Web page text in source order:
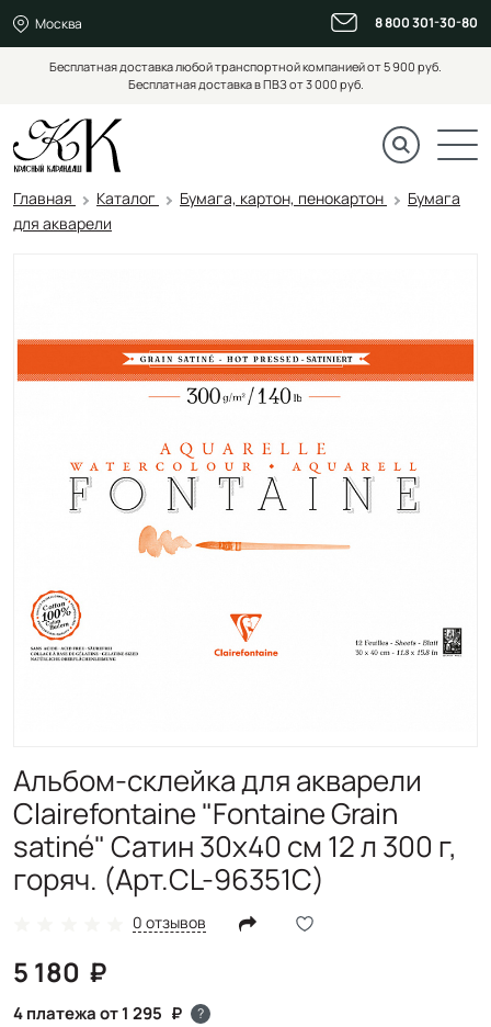
Москва 8 800 301-30-80
Бесплатная доставка любой транспортной компанией от 5 900 руб.
Бесплатная доставка в ПВЗ от 3 000 руб.
Главная Каталог Бумага, картон, пенокартон
Бумага
для акварели
Альбом-склейка для акварели
Clairefontaine "Fontaine Grain
satiné" Сатин 30х40 см 12 л 300 г,
горяч. (Арт.CL-96351C)
0 отзывов
5 180
4 платежа от 1 295 ?